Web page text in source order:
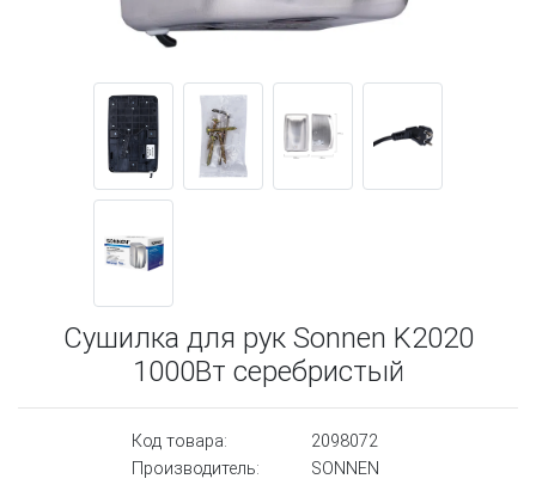
Сушилка для рук Sonnen K2020
1000Вт серебристый
Код товара:
2098072
Производитель:
SONNEN